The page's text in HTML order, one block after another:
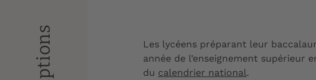
Les lycéens préparant leur
année de l’enseignement
du calendrier national.